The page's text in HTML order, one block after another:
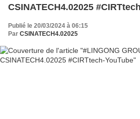
CSINATECH4.02025
Publié le 20/03/2024 à 06:15
Par CSINATECH4.02025